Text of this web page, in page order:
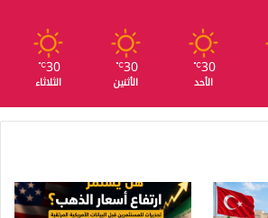
30
℃
الأحد
30
℃
الأثنين
30
℃
الثلاثاء